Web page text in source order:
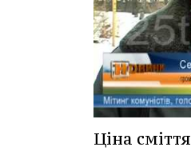
Ціна сміття